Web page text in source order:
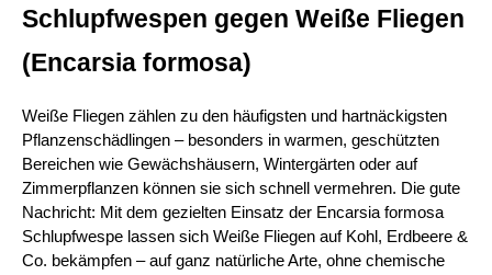
Schlupfwespen gegen Weiße Fliegen
(Encarsia formosa)
Weiße Fliegen zählen zu den häufigsten und hartnäckigsten
Pflanzenschädlingen – besonders in warmen, geschützten
Bereichen wie Gewächshäusern, Wintergärten oder auf
Zimmerpflanzen können sie sich schnell vermehren. Die gute
Nachricht: Mit dem gezielten Einsatz der Encarsia formosa
Schlupfwespe lassen sich Weiße Fliegen auf Kohl, Erdbeere &
Co. bekämpfen – auf ganz natürliche Arte, ohne chemische